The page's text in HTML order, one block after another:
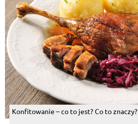
Konfitowanie – co to jest? Co to znaczy?